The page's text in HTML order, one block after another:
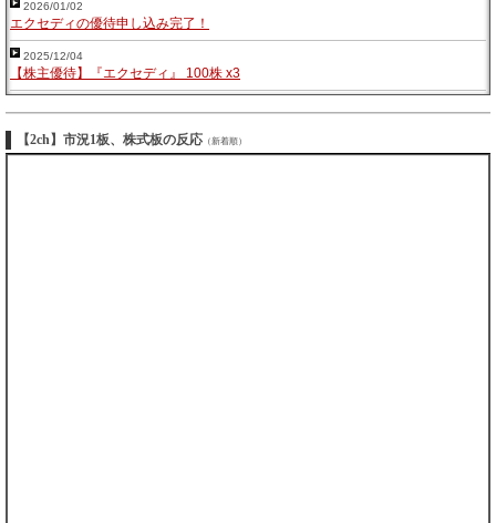
2026/01/02
エクセディの優待申し込み完了！
2025/12/04
【株主優待】『エクセディ』 100株 x3
【2ch】市況1板、株式板の反応 （新着順）